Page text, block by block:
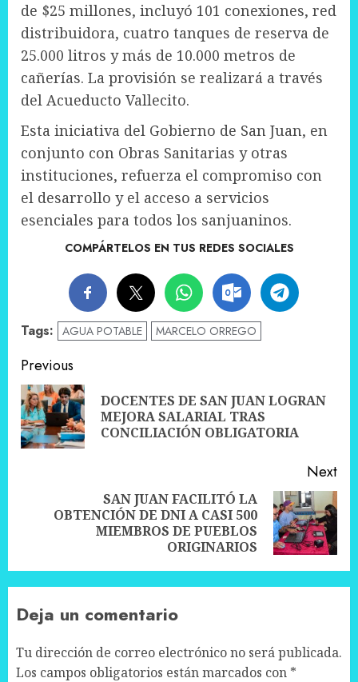
de $25 millones, incluyó 101 conexiones, red
distribuidora, cuatro tanques de reserva de
25.000 litros y más de 10.000 metros de
cañerías. La provisión se realizará a través
del Acueducto Vallecito.
Esta iniciativa del Gobierno de San Juan, en
conjunto con Obras Sanitarias y otras
instituciones, refuerza el compromiso con
el desarrollo y el acceso a servicios
esenciales para todos los sanjuaninos.
COMPÁRTELOS EN TUS REDES SOCIALES
Tags: AGUA POTABLE MARCELO ORREGO
Post
navigation
Previous
DOCENTES DE SAN JUAN LOGRAN
MEJORA SALARIAL TRAS
CONCILIACIÓN OBLIGATORIA
Next
SAN JUAN FACILITÓ LA
OBTENCIÓN DE DNI A CASI 500
MIEMBROS DE PUEBLOS
ORIGINARIOS
Deja un comentario
Tu dirección de correo electrónico no será publicada.
Los campos obligatorios están marcados con *